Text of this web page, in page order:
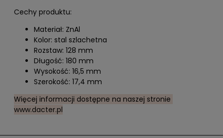
Cechy produktu:
Materiał: ZnAl
Kolor: stal szlachetna
Rozstaw: 128 mm
Długość: 180 mm
Wysokość: 16,5 mm
Szerokość: 17,4 mm
Więcej informacji dostępne na naszej stronie
www.dacter.pl